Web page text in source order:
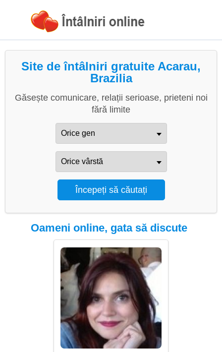
Site de întâlniri gratuite Acarau,
Brazilia
Găsește comunicare, relații serioase, prieteni noi
fără limite
Oameni online, gata să discute